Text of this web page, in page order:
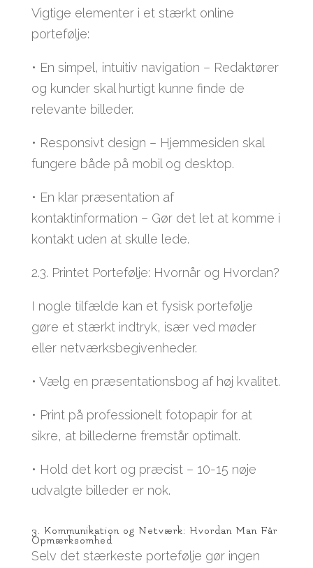
Vigtige elementer i et stærkt online
portefølje:
• En simpel, intuitiv navigation – Redaktører
og kunder skal hurtigt kunne finde de
relevante billeder.
• Responsivt design – Hjemmesiden skal
fungere både på mobil og desktop.
• En klar præsentation af
kontaktinformation – Gør det let at komme i
kontakt uden at skulle lede.
2.3. Printet Portefølje: Hvornår og Hvordan?
I nogle tilfælde kan et fysisk portefølje
gøre et stærkt indtryk, især ved møder
eller netværksbegivenheder.
• Vælg en præsentationsbog af høj kvalitet.
• Print på professionelt fotopapir for at
sikre, at billederne fremstår optimalt.
• Hold det kort og præcist – 10-15 nøje
udvalgte billeder er nok.
3. Kommunikation og Netværk: Hvordan Man Får
Opmærksomhed
Selv det stærkeste portefølje gør ingen